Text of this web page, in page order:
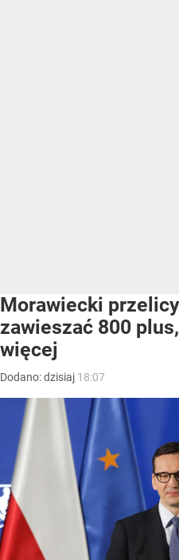
Morawiecki
zawieszać 800
więcej
Dodano:dzisiaj 18:07